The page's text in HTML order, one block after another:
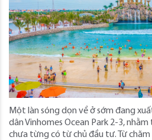
Một làn sóng dọn về ở sớm đang
dân Vinhomes Ocean Park 2-3,
chưa từng có từ chủ đầu tư. Từ